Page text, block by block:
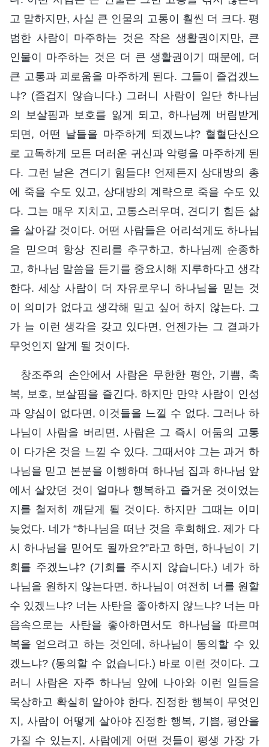
고 말하지만, 사실 큰 인물의 고통이 훨씬 더 크다. 평
범한 사람이 마주하는 것은 작은 생활권이지만, 큰
인물이 마주하는 것은 더 큰 생활권이기 때문에, 더
큰 고통과 괴로움을 마주하게 된다. 그들이 즐겁겠느
냐? (즐겁지 않습니다.) 그러니 사람이 일단 하나님
의 보살핌과 보호를 잃게 되고, 하나님께 버림받게
되면, 어떤 날들을 마주하게 되겠느냐? 혈혈단신으
로 고독하게 모든 더러운 귀신과 악령을 마주하게 된
다. 그런 날은 견디기 힘들다! 언제든지 상대방의 총
에 죽을 수도 있고, 상대방의 계략으로 죽을 수도 있
다. 그는 매우 지치고, 고통스러우며, 견디기 힘든 삶
을 살아갈 것이다. 어떤 사람들은 어리석게도 하나님
을 믿으며 항상 진리를 추구하고, 하나님께 순종하
고, 하나님 말씀을 듣기를 중요시해 지루하다고 생각
한다. 세상 사람이 더 자유로우니 하나님을 믿는 것
이 의미가 없다고 생각해 믿고 싶어 하지 않는다. 그
가 늘 이런 생각을 갖고 있다면, 언젠가는 그 결과가
무엇인지 알게 될 것이다.
창조주의 손안에서 사람은 무한한 평안, 기쁨, 축
복, 보호, 보살핌을 즐긴다. 하지만 만약 사람이 인성
과 양심이 없다면, 이것들을 느낄 수 없다. 그러나 하
나님이 사람을 버리면, 사람은 그 즉시 어둠의 고통
이 다가온 것을 느낄 수 있다. 그때서야 그는 과거 하
나님을 믿고 본분을 이행하며 하나님 집과 하나님 앞
에서 살았던 것이 얼마나 행복하고 즐거운 것이었는
지를 철저히 깨닫게 될 것이다. 하지만 그때는 이미
늦었다. 네가 “하나님을 떠난 것을 후회해요. 제가 다
시 하나님을 믿어도 될까요?”라고 하면, 하나님이 기
회를 주겠느냐? (기회를 주시지 않습니다.) 네가 하
나님을 원하지 않는다면, 하나님이 여전히 너를 원할
수 있겠느냐? 너는 사탄을 좋아하지 않느냐? 너는 마
음속으로는 사탄을 좋아하면서도 하나님을 따르며
복을 얻으려고 하는 것인데, 하나님이 동의할 수 있
겠느냐? (동의할 수 없습니다.) 바로 이런 것이다. 그
러니 사람은 자주 하나님 앞에 나아와 이런 일들을
묵상하고 확실히 알아야 한다. 진정한 행복이 무엇인
지, 사람이 어떻게 살아야 진정한 행복, 기쁨, 평안을
가질 수 있는지, 사람에게 어떤 것들이 평생 가장 가